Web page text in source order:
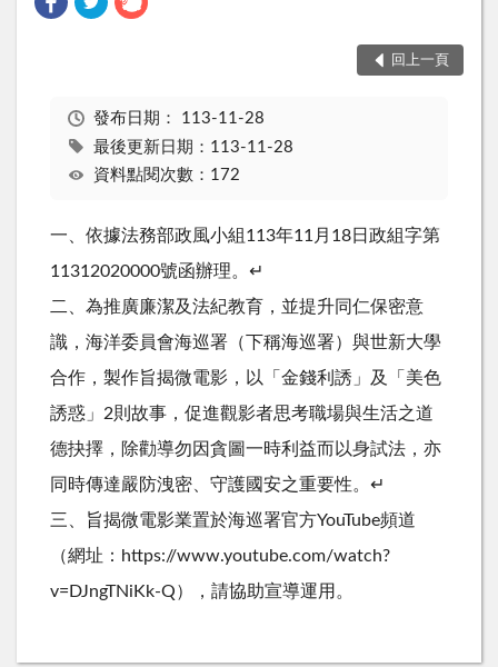
回上一頁
發布日期： 113-11-28
最後更新日期：113-11-28
資料點閱次數：172
一 依據法務部政風小組 1 1 3年1 1 月 1 8日 政組字第
1 1 31 2020000號函辦理。 ↵
二
為推廣廉潔及法紀教育 ， 並提升 同 仁保密意
識 ， 海洋委員會海巡署 （ 下稱海巡署） 與世新大學
合作 ， 製作旨揭微電影 ， 以 「 金錢利 誘 」 及 「 美色
誘惑 」 2則 故事 ， 促進觀影者思考職場與生活之道
德抉擇 ， 除勸導勿 因貪 圖一時利 益而 以身試法 ， 亦
同 時傳達嚴 防洩密 守護國安之重要性。 ↵
三
旨揭微電影業置於海巡署官方YouTube頻道
（網址 ： htps://www.youtube.com/watch?
v= DJngTNi Kk-Q） ， 請協助宣導運用 。